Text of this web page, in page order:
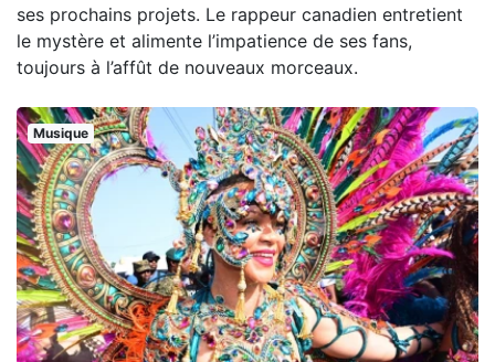
ses prochains projets. Le rappeur canadien entretient
le mystère et alimente l’impatience de ses fans,
toujours à l’affût de nouveaux morceaux.
Musique